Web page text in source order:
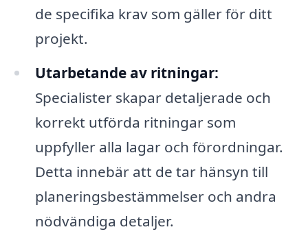
de specifika krav som gäller för ditt
projekt.
Utarbetande av ritningar:
Specialister skapar detaljerade och
korrekt utförda ritningar som
uppfyller alla lagar och förordningar.
Detta innebär att de tar hänsyn till
planeringsbestämmelser och andra
nödvändiga detaljer.